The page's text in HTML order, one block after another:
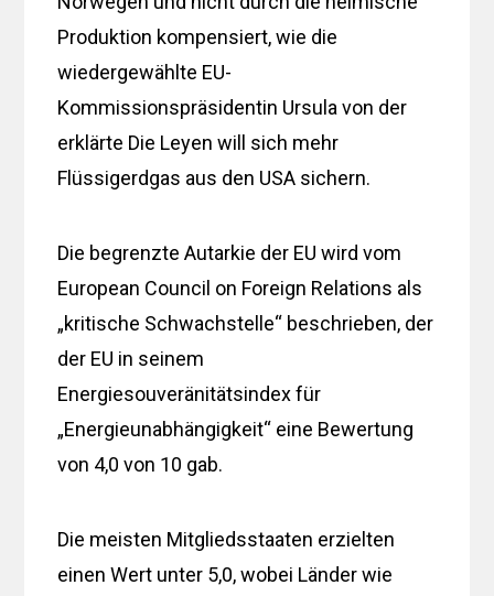
Produktion kompensiert, wie die
wiedergewählte EU-
Kommissionspräsidentin Ursula von der
erklärte Die Leyen will sich mehr
Flüssigerdgas aus den USA sichern.
Die begrenzte Autarkie der EU wird vom
European Council on Foreign Relations als
„kritische Schwachstelle“ beschrieben, der
der EU in seinem
Energiesouveränitätsindex für
„Energieunabhängigkeit“ eine Bewertung
von 4,0 von 10 gab.
Die meisten Mitgliedsstaaten erzielten
einen Wert unter 5,0, wobei Länder wie